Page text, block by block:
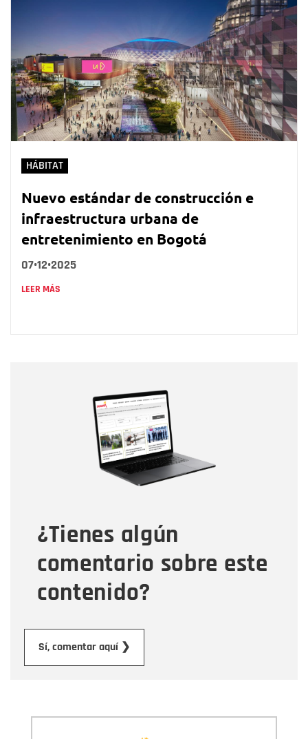
HÁBITAT
Nuevo estándar de construcción e
infraestructura urbana de
entretenimiento en Bogotá
07•12•2025
LEER MÁS
¿Tienes algún
comentario sobre este
contenido?
Sí, comentar aquí ❯
Correo electrónico
Tipo de comentario
Mensaje